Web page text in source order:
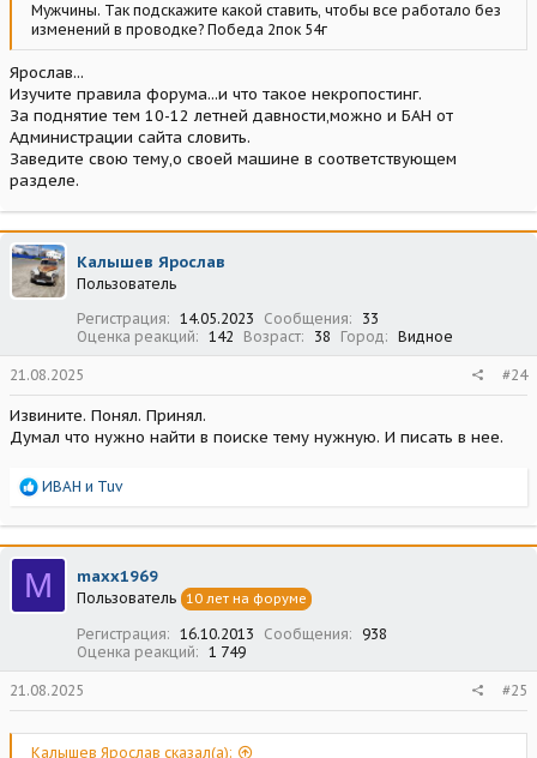
Мужчины. Так подскажите какой ставить, чтобы все работало без
изменений в проводке? Победа 2пок 54г
Ярослав...
Изучите правила форума...и что такое некропостинг.
За поднятие тем 10-12 летней давности,можно и БАН от
Администрации сайта словить.
Заведите свою тему,о своей машине в соответствующем
разделе.
Калышев Ярослав
Пользователь
Регистрация
14.05.2023 Сообщения
33
Оценка реакций
142 Возраст 38 Город Видное
21.08.2025 #24
Извините. Понял. Принял.
Думал что нужно найти в поиске тему нужную. И писать в нее.
Р
а
к
ц
и
и
ИВАН и Tuv
M maxx1969
Пользователь 10 лет на форуме
Регистрация 16.10.2013 Сообщения
938
Оценка реакций
1 749
21.08.2025 #25
Калышев Ярослав сказал(а):